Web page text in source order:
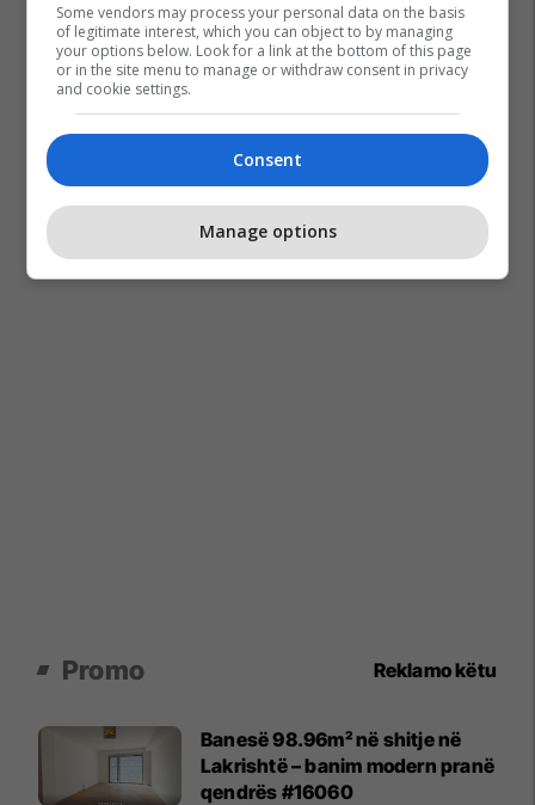
Promo Reklamo këtu
Banesë 98.96m² në shitje në
Lakrishtë – banim modern pranë
qendrës #16060
Some vendors may process your personal data on the basis
of legitimate interest, which you can object to by managing
your options below. Look for a link at the bottom of this page
or in the site menu to manage or withdraw consent in privacy
and cookie settings.
Consent
Manage options